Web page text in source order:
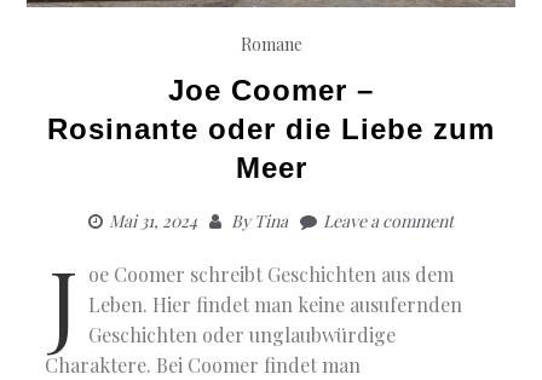
Romane
Joe Coomer –
Rosinante oder die Liebe zum
Meer
Mai 31, 2024 ByTina Leave a comment
J oe Coomer schreibt Geschichten aus dem
Leben. Hier findet man keine ausufernden
Geschichten oder unglaubwürdige
Charaktere. Bei Coomer findet man